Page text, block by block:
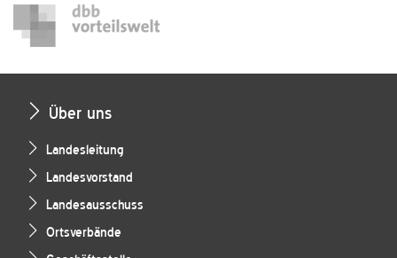
Über uns
Landesleitung
Landesvorstand
Landesausschuss
Ortsverbände